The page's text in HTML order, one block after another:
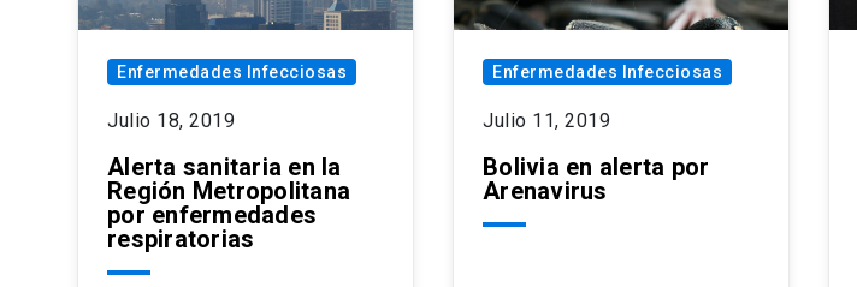
Enfermedades Infecciosas
Julio 18, 2019
Alerta sanitaria en la
Región Metropolitana
por enfermedades
respiratorias
Enfermedades Infecciosas
Julio 11, 2019
Bolivia en alerta por
Arenavirus